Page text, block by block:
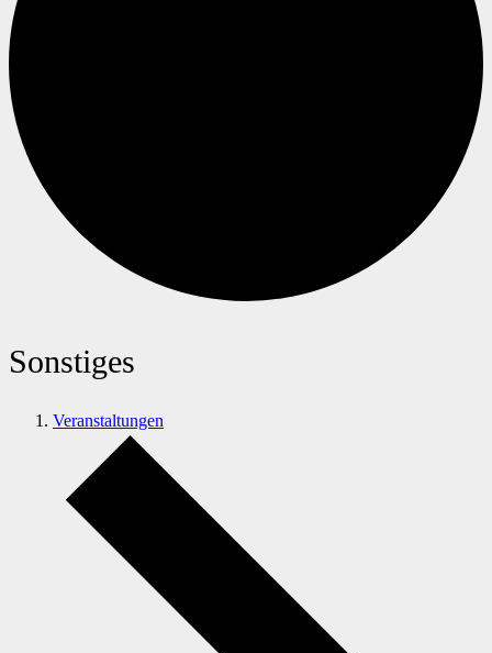
Sonstiges
Veranstaltungen